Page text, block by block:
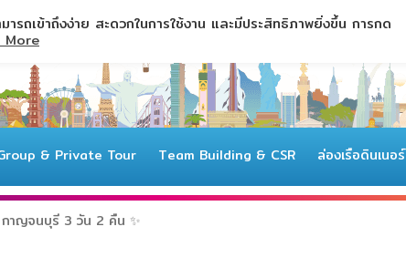
& Private Tour Team Building & CSR ล่องเรือดินเนอร์
กาญจนบุรี 3 วัน 2 คืน ✨
รถเข้าถึงง่าย สะดวกในการใช้งาน และมีประสิทธิภาพยิ่งขึ้น การกด
More